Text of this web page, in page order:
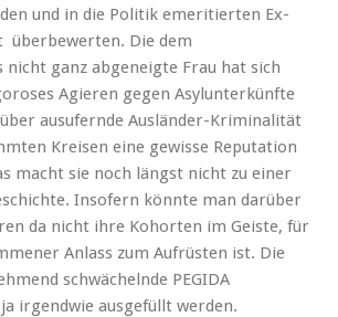
und in die Politik emeritierten Ex-
überbewerten. Die dem
nicht ganz abgeneigte Frau hat sich
Agieren gegen Asylunterkünfte
ausufernde Ausländer-Kriminalität
Kreisen eine gewisse Reputation
macht sie noch längst nicht zu einer
Insofern könnte man darüber
da nicht ihre Kohorten im Geiste, für
Anlass zum Aufrüsten ist. Die
schwächelnde PEGIDA
irgendwie ausgefüllt werden.